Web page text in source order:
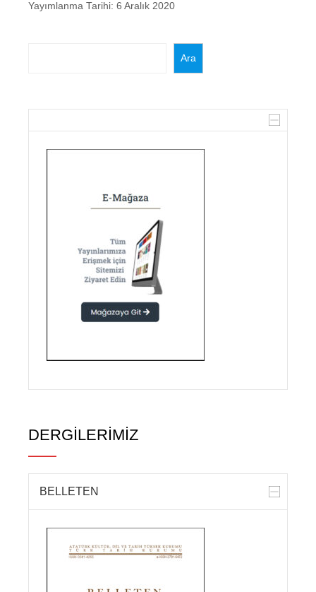
Yayımlanma Tarihi: 6 Aralık 2020
Ara
DERGİLERİMİZ
BELLETEN